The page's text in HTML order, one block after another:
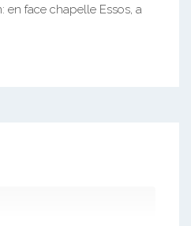
en face chapelle Essos, a